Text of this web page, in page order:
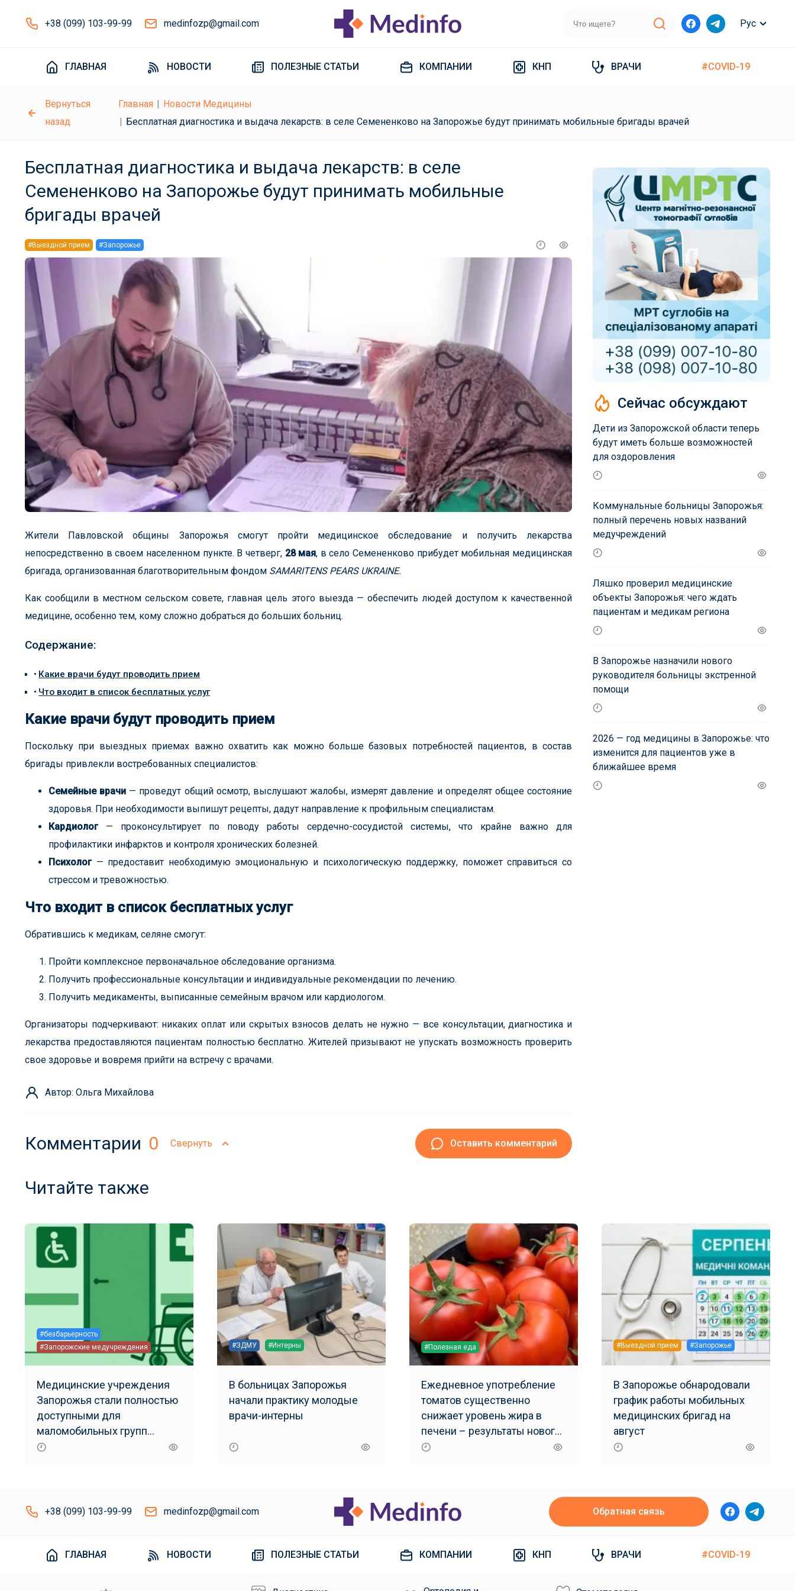
+38 (099) 103-99-99 medinfozp@gmail.com Рус
ГЛАВНАЯ НОВОСТИ ПОЛЕЗНЫЕ СТАТЬИ КОМПАНИИ КНП ВРАЧИ #COVID-19
Вернуться
назад
Главная
Новости Медицины
Бесплатная диагностика и выдача лекарств: в селе Семененково на Запорожье будут принимать мобильные бригады врачей
Бесплатная диагностика и выдача лекарств: в селе
Семененково на Запорожье будут принимать мобильные
бригады врачей
#Выездной прием #Запорожье
Жители Павловской общины Запорожья смогут пройти медицинское обследование и получить лекарства
непосредственно в своем населенном пункте. В четверг, 28 мая, в село Семененково прибудет мобильная медицинская
бригада, организованная благотворительным фондом SAMARITENS PEARS UKRAINE.
Как сообщили в местном сельском совете, главная цель этого выезда — обеспечить людей доступом к качественной
медицине, особенно тем, кому сложно добраться до больших больниц.
Содержание:
Какие врачи будут проводить прием
Что входит в список бесплатных услуг
Какие врачи будут проводить прием
Поскольку при выездных приемах важно охватить как можно больше базовых потребностей пациентов, в состав
бригады привлекли востребованных специалистов:
Семейные врачи — проведут общий осмотр, выслушают жалобы, измерят давление и определят общее состояние
здоровья. При необходимости выпишут рецепты, дадут направление к профильным специалистам.
Кардиолог— проконсультирует по поводу работы сердечно-сосудистой системы, что крайне важно для
профилактики инфарктов и контроля хронических болезней.
Психолог— предоставит необходимую эмоциональную и психологическую поддержку, поможет справиться со
стрессом и тревожностью.
Что входит в список бесплатных услуг
Обратившись к медикам, селяне смогут:
Пройти комплексное первоначальное обследование организма.
Получить профессиональные консультации и индивидуальные рекомендации по лечению.
Получить медикаменты, выписанные семейным врачом или кардиологом.
Организаторы подчеркивают: никаких оплат или скрытых взносов делать не нужно — все консультации, диагностика и
лекарства предоставляются пациентам полностью бесплатно. Жителей призывают не упускать возможность проверить
свое здоровье и вовремя прийти на встречу с врачами.
Автор: Ольга Михайлова
Комментарии 0 Свернуть Оставить комментарий
Сейчас обсуждают
Дети из Запорожской области теперь
будут иметь больше возможностей
для оздоровления
Коммунальные больницы Запорожья:
полный перечень новых названий
медучреждений
Ляшко проверил медицинские
объекты Запорожья: чего ждать
пациентам и медикам региона
В Запорожье назначили нового
руководителя больницы экстренной
помощи
2026 — год медицины в Запорожье: что
изменится для пациентов уже в
ближайшее время
Читайте также
#безбарьерность
#Запорожские медучреждения
Медицинские учреждения
Запорожья стали полностью
доступными для
маломобильных групп
населения
#ЗДМУ #Интерны
В больницах Запорожья
начали практику молодые
врачи-интерны
#Полезная еда
Ежедневное употребление
томатов существенно
снижает уровень жира в
печени – результаты нового
исследования
#Выездной прием #Запорожье
В Запорожье обнародовали
график работы мобильных
медицинских бригад на
август
+38 (099) 103-99-99 medinfozp@gmail.com Обратная связь
ГЛАВНАЯ НОВОСТИ ПОЛЕЗНЫЕ СТАТЬИ КОМПАНИИ КНП ВРАЧИ #COVID-19